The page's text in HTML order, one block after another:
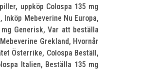
uppköp Colospa 135 mg
Mebeverine Nu Europa,
Generisk, Var att beställa
Grekland, Hvornår
Österrike, Colospa Beställ,
Italien, Beställa 135 mg